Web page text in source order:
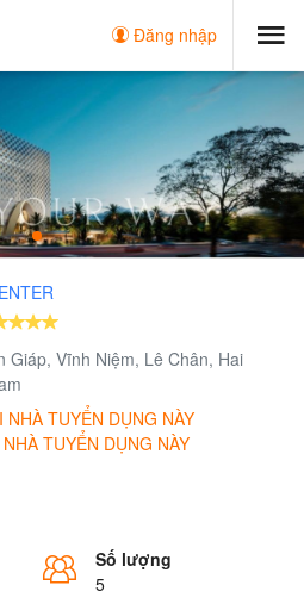
Đăng nhập
Giáp, Vĩnh Niệm, Lê Chân, Hai
NHÀ TUYỂN DỤNG NÀY
TUYỂN DỤNG NÀY
Số lượng
5